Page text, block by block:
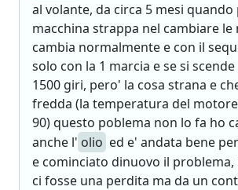
al volante, da circa 5 mesi quando
macchina strappa nel cambiare le
cambia normalmente e con il
solo con la 1 marcia e se si
1500 giri, pero' la cosa strana e
fredda (la temperatura del
90) questo poblema non lo fa ho
anche l' olio ed e' andata bene
e cominciato dinuovo il problema,
ci fosse una perdita ma da un